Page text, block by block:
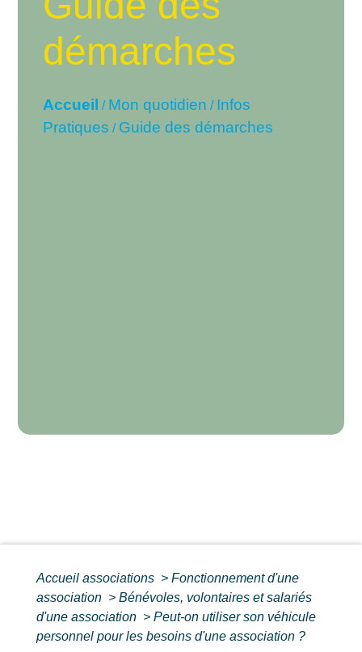
démarches
Accueil / Mon quotidien / Infos
Pratiques / Guide des démarches
Accueil associations > Fonctionnement d'une
association > Bénévoles, volontaires et salariés
d'une association > Peut-on utiliser son véhicule
personnel pour les besoins d'une association ?